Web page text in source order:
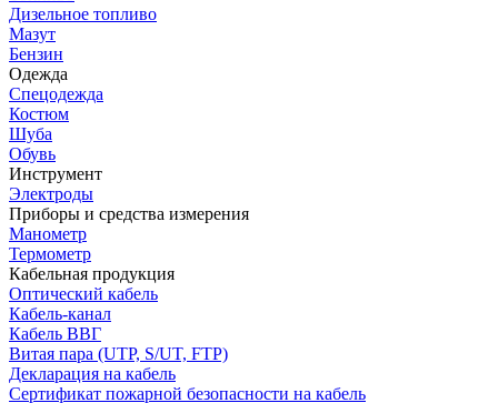
Дизельное топливо
Мазут
Бензин
Одежда
Спецодежда
Костюм
Шуба
Обувь
Инструмент
Электроды
Приборы и средства измерения
Манометр
Термометр
Кабельная продукция
Оптический кабель
Кабель-канал
Кабель ВВГ
Витая пара (UTP, S/UT, FTP)
Декларация на кабель
Сертификат пожарной безопасности на кабель